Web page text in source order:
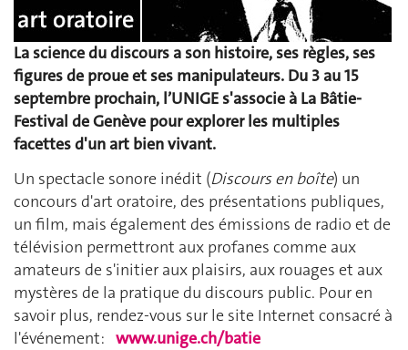
La science du discours a son histoire, ses règles, ses
figures de proue et ses manipulateurs. Du 3 au 15
septembre prochain, l’UNIGE s'associe à La Bâtie-
Festival de Genève pour explorer les multiples
facettes d'un art bien vivant.
Un spectacle sonore inédit (Discours en boîte) un
concours d'art oratoire, des présentations publiques,
un film, mais également des émissions de radio et de
télévision permettront aux profanes comme aux
amateurs de s'initier aux plaisirs, aux rouages et aux
mystères de la pratique du discours public. Pour en
savoir plus, rendez-vous sur le site Internet consacré à
l'événement: www.unige.ch/batie